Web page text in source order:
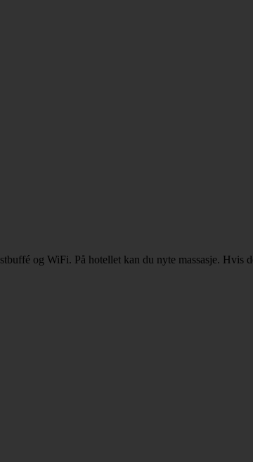
og WiFi. På hotellet kan du nyte massasje. Hvis